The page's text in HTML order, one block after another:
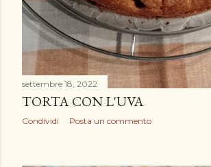
settembre 18, 2022
TORTA CON L'UVA
Condividi Posta un commento